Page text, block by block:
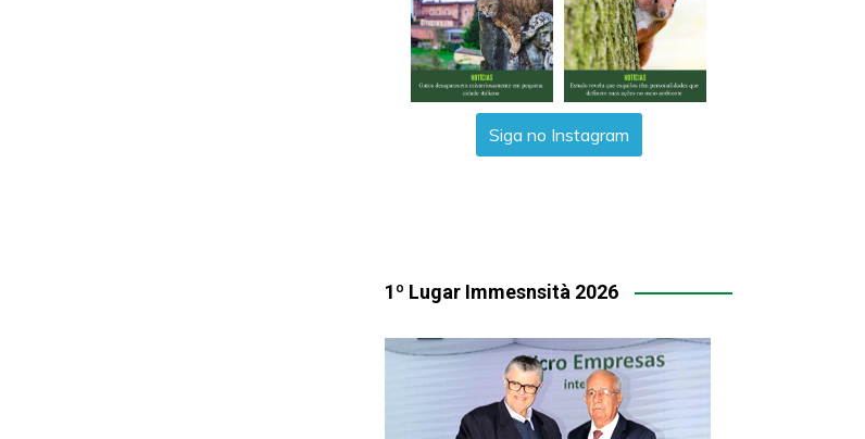
Siga no Instagram
1º Lugar Immesnsità 2026